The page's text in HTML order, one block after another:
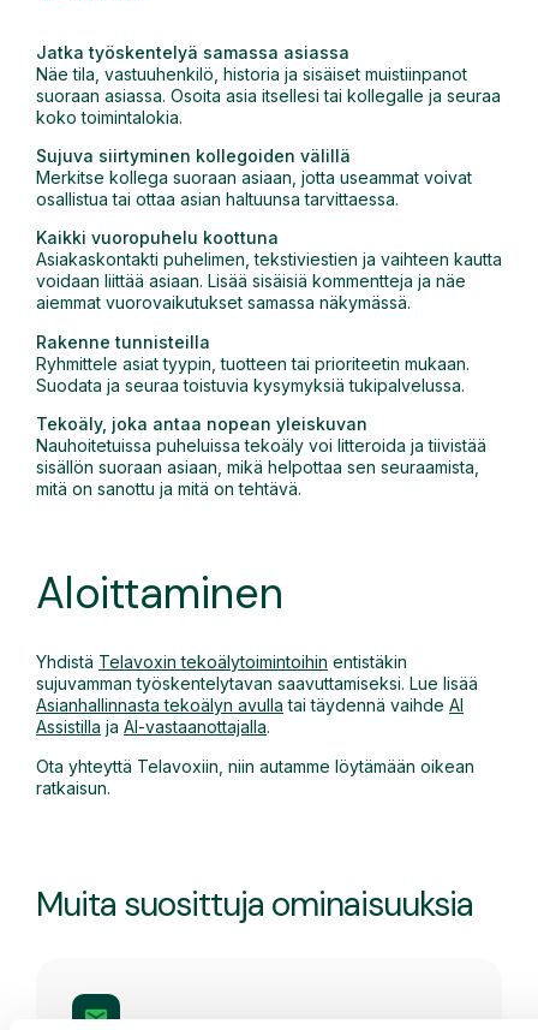
Jatka työskentelyä samassa asiassa
Näe tila, vastuuhenkilö, historia ja sisäiset muistiinpanot
suoraan asiassa. Osoita asia itsellesi tai kollegalle ja seuraa
koko toimintalokia.
Sujuva siirtyminen kollegoiden välillä
Merkitse kollega suoraan asiaan, jotta useammat voivat
osallistua tai ottaa asian haltuunsa tarvittaessa.
Kaikki vuoropuhelu koottuna
Asiakaskontakti puhelimen, tekstiviestien ja vaihteen kautta
voidaan liittää asiaan. Lisää sisäisiä kommentteja ja näe
aiemmat vuorovaikutukset samassa näkymässä.
Rakenne tunnisteilla
Ryhmittele asiat tyypin, tuotteen tai prioriteetin mukaan.
Suodata ja seuraa toistuvia kysymyksiä tukipalvelussa.
Tekoäly, joka antaa nopean yleiskuvan
Nauhoitetuissa puheluissa tekoäly voi litteroida ja tiivistää
sisällön suoraan asiaan, mikä helpottaa sen seuraamista,
mitä on sanottu ja mitä on tehtävä.
Aloittaminen
Yhdistä Telavoxin tekoälytoimintoihin entistäkin
sujuvamman työskentelytavan saavuttamiseksi. Lue lisää
Asianhallinnasta tekoälyn avulla tai täydennä vaihde AI
Assistilla ja AI-vastaanottajalla.
Ota yhteyttä Telavoxiin, niin autamme löytämään oikean
ratkaisun.
Muita suosittuja ominaisuuksia